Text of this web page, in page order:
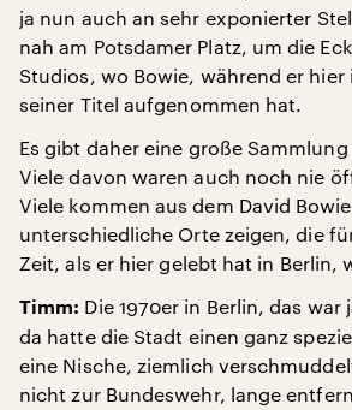
ja nun auch an sehr exponierter
nah am Potsdamer Platz, um die
Studios, wo Bowie, während er hier
seiner Titel aufgenommen hat.
Es gibt daher eine große
Viele davon waren auch noch nie
Viele kommen aus dem David
unterschiedliche Orte zeigen, die
Zeit, als er hier gelebt hat in Berlin,
Timm: Die 1970er in Berlin, das war
da hatte die Stadt einen ganz
eine Nische, ziemlich
nicht zur Bundeswehr, lange